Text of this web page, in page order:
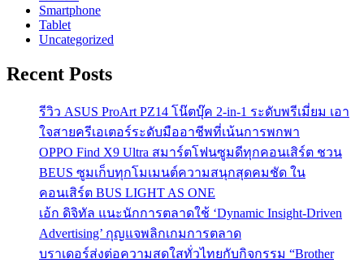
Smartphone
Tablet
Uncategorized
Recent Posts
รีวิว ASUS ProArt PZ14 โน๊ตบุ๊ค 2-in-1 ระดับพรีเมี่ยม เอา
ใจสายครีเอเตอร์ระดับมืออาชีพที่เน้นการพกพา
OPPO Find X9 Ultra สมาร์ตโฟนซูมดีทุกคอนเสิร์ต ชวน
BEUS ซูมเก็บทุกโมเมนต์ความสนุกสุดคมชัด ใน
คอนเสิร์ต BUS LIGHT AS ONE
เอ้ก ดิจิทัล แนะนักการตลาดใช้ ‘Dynamic Insight-Driven
Advertising’ กุญแจพลิกเกมการตลาด
บราเดอร์ส่งต่อความสดใสทั่วไทยกับกิจกรรม “Brother